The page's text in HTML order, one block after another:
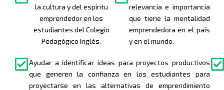
la cultura y del espíritu
emprendedor en los
estudiantes del Colegio
Pedagógico Inglés.
relevancia e importancia
que tiene la mentalidad
emprendedora en el país
y en el mundo.
Ayudar a identificar ideas para proyectos productivos
que generen la confianza en los estudiantes para
proyectarse en las alternativas de emprendimiento